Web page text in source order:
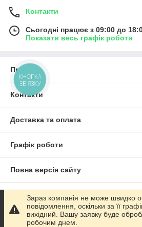
Контакти
Сьогодні працює з 09:00 до
Показати весь графік роботи
Про нас
Контакти
Доставка та оплата
Графік роботи
Повна версія сайту
Сайт створено на маркетплейсі
Політика конфіденційності
Зараз компанія не може швидко
повідомлення, оскільки за її
вихідний. Вашу заявку буде
робочим днем.
КНОПКА
ЗВ'ЯЗКУ